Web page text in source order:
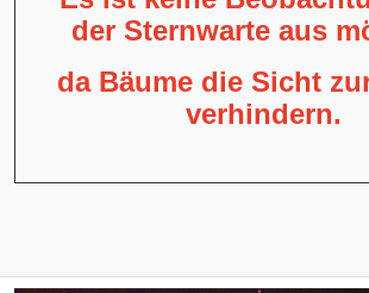
der Sternwarte aus
da Bäume die Sicht
verhindern.